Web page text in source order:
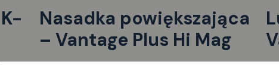
Nasadka powiększająca
– Vantage Plus Hi Mag